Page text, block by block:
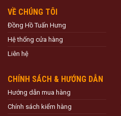
VỀ CHÚNG TÔI
Đồng Hồ Tuấn Hưng
Hệ thống cửa hàng
Liên hệ
CHÍNH SÁCH & HƯỚNG DẪN
Hướng dẫn mua hàng
Chính sách kiểm hàng